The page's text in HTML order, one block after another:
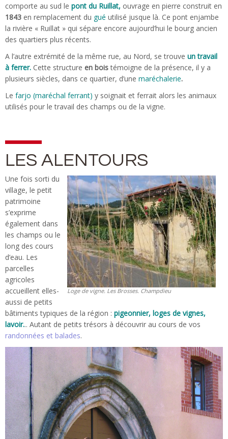
comporte au sud le pont du Ruillat, ouvrage en pierre construit en
1843 en remplacement du gué utilisé jusque là. Ce pont enjambe
la rivière « Ruillat » qui sépare encore aujourd’hui le bourg ancien
des quartiers plus récents.
A l’autre extrémité de la même rue, au Nord, se trouve un travail
à ferrer. Cette structure en boistémoigne de la présence, il y a
plusieurs siècles, dans ce quartier, d’une maréchalerie.
Le farjo (maréchal ferrant) y soignait et ferrait alors les animaux
utilisés pour le travail des champs ou de la vigne.
LES ALENTOURS
Loge de vigne. Les Brosses. Champdieu
Une fois sorti du
village, le petit
patrimoine
s’exprime
également dans
les champs ou le
long des cours
d’eau. Les
parcelles
agricoles
accueillent elles-
aussi de petits
bâtiments typiques de la région : pigeonnier, loges de vignes,
lavoir... Autant de petits trésors à découvrir au cours de vos
randonnées et balades.